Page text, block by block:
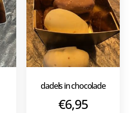
dadels in chocolade
€6,95